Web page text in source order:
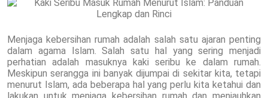
Menjaga kebersihan rumah adalah salah satu ajaran penting
dalam agama Islam. Salah satu hal yang sering menjadi
perhatian adalah masuknya kaki seribu ke dalam rumah.
Meskipun serangga ini banyak dijumpai di sekitar kita, tetapi
menurut Islam, ada beberapa hal yang perlu kita ketahui dan